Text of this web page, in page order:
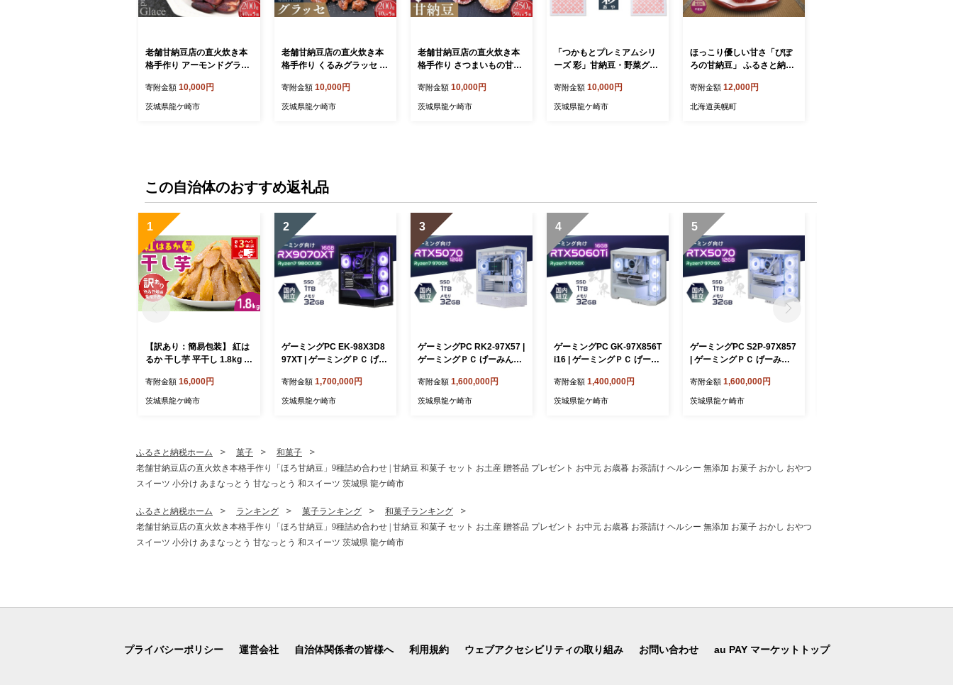
老舗甘納豆店の直火炊き本
格手作り アーモンドグラッ
菓子 お土産 贈答品 プレゼ
ント お中元 お歳暮 お茶請
寄附金額 10,000円
茨城県龍ケ崎市
老舗甘納豆店の直火炊き本
格手作り くるみグラッセ 40
産 贈答品 プレゼント お中
元 お歳暮 お茶請け ヘルシ
寄附金額 10,000円
茨城県龍ケ崎市
老舗甘納豆店の直火炊き本
格手作り さつまいもの甘納
ツマイモ 和菓子 お土産 贈
答品 プレゼント お中元 お
寄附金額 10,000円
茨城県龍ケ崎市
「つかもとプレミアムシリ
ーズ 彩」甘納豆・野菜グラ
納豆 人参 グラッセ 和菓子
セット お土産 贈答品 プレ
寄附金額 10,000円
茨城県龍ケ崎市
ほっこり優しい甘さ「ぴぽ
ろの甘納豆」 ふるさと納税
甘納豆 あまなっとう 甘なっ
とう お菓子 おやつ 和スイ
寄附金額 12,000円
北海道美幌町
この自治体のおすすめ返礼品
1
【訳あり：簡易包装】 紅は
るか 干し芋 平干し 1.8kg ゆ
不使用 国産 わけあり ほし
いも 干しいも さつまいも
寄附金額 16,000円
茨城県龍ケ崎市
2
ゲーミングPC EK-98X3D8
97XT | ゲーミングＰＣ げー
龍ケ崎市
寄附金額 1,700,000円
茨城県龍ケ崎市
3
ゲーミングPC RK2-97X57 |
ゲーミングＰＣ げーみんぐ
市
寄附金額 1,600,000円
茨城県龍ケ崎市
4
ゲーミングPC GK-97X856T
i16 | ゲーミングＰＣ げーみ
ーズ 茨城県 龍ケ崎市
寄附金額 1,400,000円
茨城県龍ケ崎市
5
ゲーミングPC S2P-97X857
| ゲーミングＰＣ げーみん
崎市
寄附金額 1,600,000円
茨城県龍ケ崎市
ふるさと納税ホーム 菓子
和菓子
老舗甘納豆店の直火炊き本格手作り「ほろ甘納豆」9種詰め合わせ | 甘納豆 和菓子 セット お土産 贈答品 プレゼント お中元 お歳暮 お茶請け ヘルシー 無添加 お菓子 おかし おやつ
スイーツ 小分け あまなっとう 甘なっとう 和スイーツ 茨城県 龍ケ崎市
ふるさと納税ホーム ランキング 菓子ランキング
和菓子ランキング
老舗甘納豆店の直火炊き本格手作り「ほろ甘納豆」9種詰め合わせ | 甘納豆 和菓子 セット お土産 贈答品 プレゼント お中元 お歳暮 お茶請け ヘルシー 無添加 お菓子 おかし おやつ
スイーツ 小分け あまなっとう 甘なっとう 和スイーツ 茨城県 龍ケ崎市
プライバシーポリシー 運営会社 自治体関係者の皆様へ 利用規約 ウェブアクセシビリティの取り組み お問い合わせ au PAY マーケットトップ